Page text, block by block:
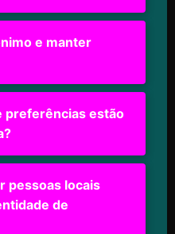
e manter
preferências estão
pessoas locais
de